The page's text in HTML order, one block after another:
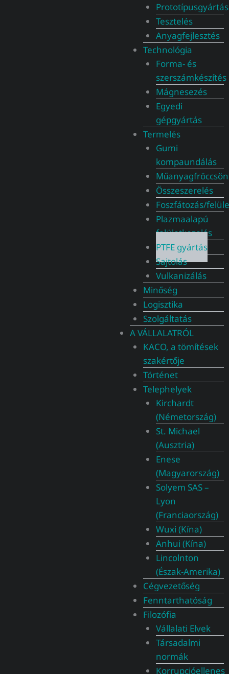
Prototípusgyártás
Tesztelés
Anyagfejlesztés
Technológia
Forma- és
szerszámkészítés
Mágnesezés
Egyedi
gépgyártás
Termelés
Gumi
kompaundálás
Összeszerelés
Foszfátozás/
Plazmaalapú
felületkezelés
PTFE gyártás
Sajtolás
Vulkanizálás
Minőség
Logisztika
Szolgáltatás
A VÁLLALATRÓL
KACO, a tömítések
szakértője
Történet
Telephelyek
Kirchardt
(Németország)
St. Michael
(Ausztria)
Enese
(Magyarország)
Solyem SAS –
Lyon
(Franciaország)
Wuxi (Kína)
Anhui (Kína)
Lincolnton
(Észak-Amerika)
Cégvezetőség
Fenntarthatóság
Filozófia
Vállalati Elvek
Társadalmi
normák
Korrupcióellenes